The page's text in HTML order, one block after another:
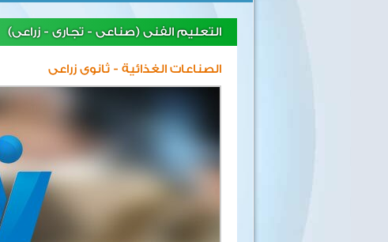
التعليم الفنى (صناعى - تجارى - زراعى)
الصناعات الغذائية - ثانوى زراعى